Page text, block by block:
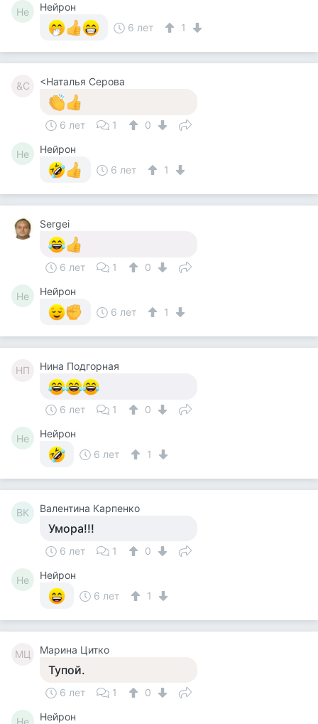
Не
Нейрон
6 лет
1
&С <Наталья Серова
6 лет 1 0
Не
Нейрон
6 лет
1
Sergei
6 лет 1 0
Не
Нейрон
6 лет
1
НП Нина Подгорная
6 лет 1 0
Не
Нейрон
6 лет
1
ВК Валентина Карпенко
Умора!!!
6 лет 1 0
Не
Нейрон
6 лет
1
МЦ Марина Цитко
Тупой.
6 лет 1 0
Не Нейрон